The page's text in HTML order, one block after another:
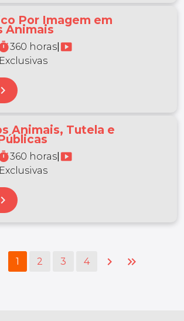
Por Imagem em
Animais
360 horas smart_display
chevron_right
Animais, Tutela e
360 horas smart_display
chevron_right
1 2 3 4 chevron_right keyboard_double_arrow_right